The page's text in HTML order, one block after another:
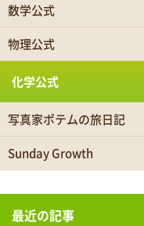
数学公式
物理公式
化学公式
写真家ポテムの旅日記
Sunday Growth
最近の記事